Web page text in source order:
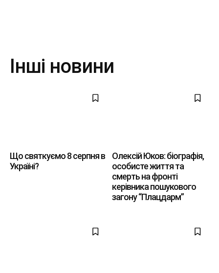
Інші новини
Що святкуємо 8 серпня в
Україні?
Олексій Юков: біографія,
особисте життя та
смерть на фронті
керівника пошукового
загону “Плацдарм”